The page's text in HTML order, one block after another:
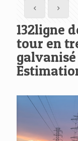
132ligne
tour en